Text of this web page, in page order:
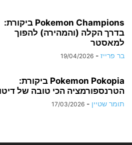
Pokemon Champions ביקורת:
בדרך הקלה (והמהירה) להפוך
למאסטר
בר פרייז -
19/04/2026
Pokemon Pokopia ביקורת:
הטרנספורמציה הכי טובה של דיטו
תומר שטיין -
17/03/2026